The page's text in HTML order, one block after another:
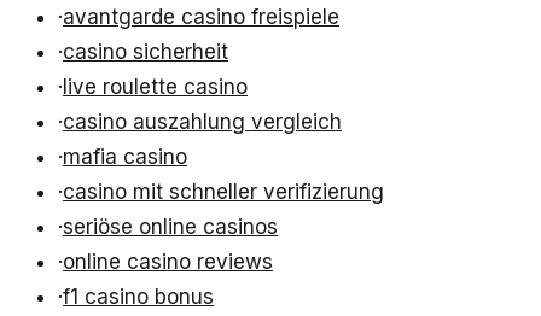
·avantgarde casino freispiele
·casino sicherheit
·live roulette casino
·casino auszahlung vergleich
·mafia casino
·casino mit schneller verifizierung
·seriöse online casinos
·online casino reviews
·f1 casino bonus